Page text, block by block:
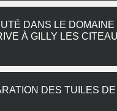
DANS LE DOMAINE
À GILLY LES
DES TUILES